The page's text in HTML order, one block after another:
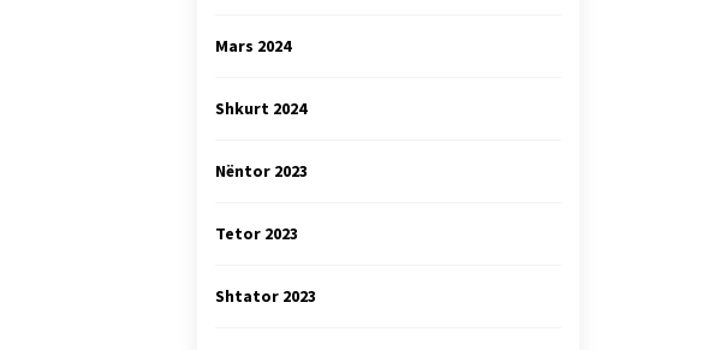
Mars 2024
Shkurt 2024
Nëntor 2023
Tetor 2023
Shtator 2023